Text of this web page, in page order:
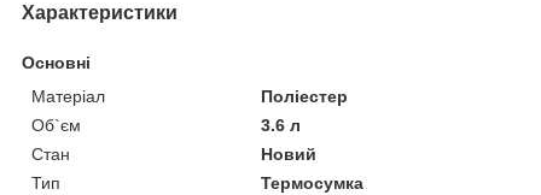
Характеристики
Основні
Матеріал
Поліестер
Об`єм
3.6 л
Стан
Новий
Тип
Термосумка